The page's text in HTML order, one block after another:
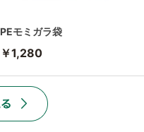
PEモミガラ袋
￥1,280